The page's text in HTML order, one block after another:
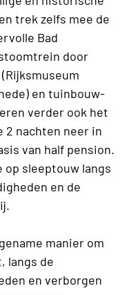
trek zelfs mee de
Bad
door
en tuinbouw-
verder ook het
2 nachten neer in
van half pension.
op sleeptouw langs
en de
manier om
langs de
en verborgen